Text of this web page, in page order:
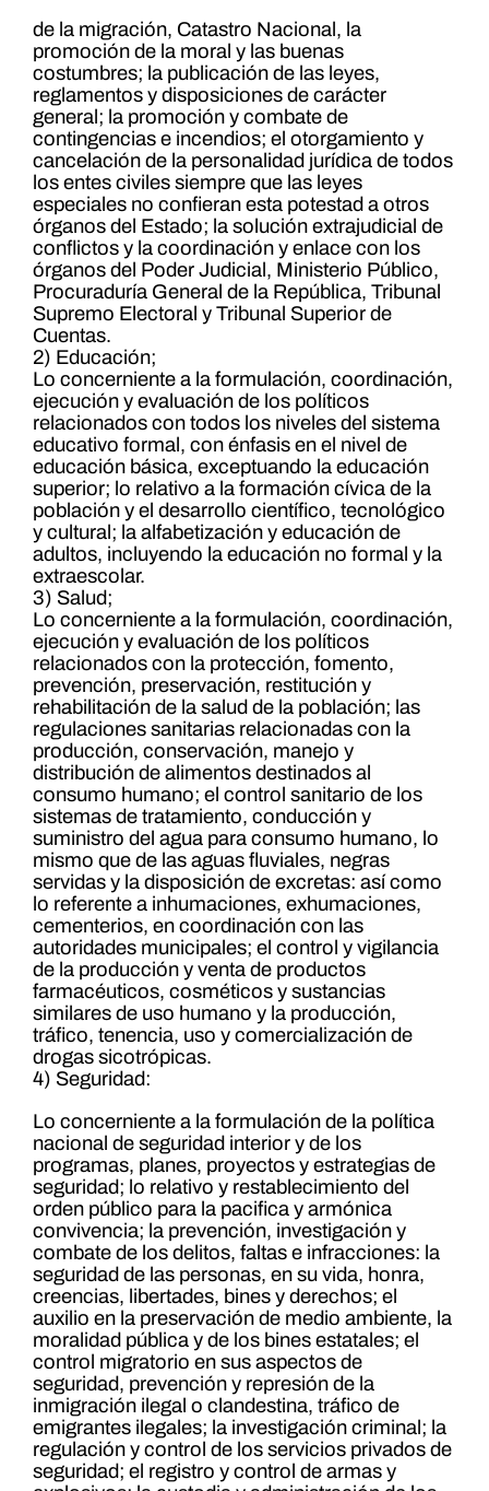
de la migración, Catastro Nacional, la
promoción de la moral y las buenas
costumbres; la publicación de las leyes,
reglamentos y disposiciones de carácter
general; la promoción y combate de
contingencias e incendios; el otorgamiento y
cancelación de la personalidad jurídica de todos
los entes civiles siempre que las leyes
especiales no confieran esta potestad a otros
órganos del Estado; la solución extrajudicial de
conflictos y la coordinación y enlace con los
órganos del Poder Judicial, Ministerio Público,
Procuraduría General de la República, Tribunal
Supremo Electoral y Tribunal Superior de
Cuentas.
2) Educación;
Lo concerniente a la formulación, coordinación,
ejecución y evaluación de los políticos
relacionados con todos los niveles del sistema
educativo formal, con énfasis en el nivel de
educación básica, exceptuando la educación
superior; lo relativo a la formación cívica de la
población y el desarrollo científico, tecnológico
y cultural; la alfabetización y educación de
adultos, incluyendo la educación no formal y la
extraescolar.
3) Salud;
Lo concerniente a la formulación, coordinación,
ejecución y evaluación de los políticos
relacionados con la protección, fomento,
prevención, preservación, restitución y
rehabilitación de la salud de la población; las
regulaciones sanitarias relacionadas con la
producción, conservación, manejo y
distribución de alimentos destinados al
consumo humano; el control sanitario de los
sistemas de tratamiento, conducción y
suministro del agua para consumo humano, lo
mismo que de las aguas fluviales, negras
servidas y la disposición de excretas: así como
lo referente a inhumaciones, exhumaciones,
cementerios, en coordinación con las
autoridades municipales; el control y vigilancia
de la producción y venta de productos
farmacéuticos, cosméticos y sustancias
similares de uso humano y la producción,
tráfico, tenencia, uso y comercialización de
drogas sicotrópicas.
4) Seguridad:
Lo concerniente a la formulación de la política
nacional de seguridad interior y de los
programas, planes, proyectos y estrategias de
seguridad; lo relativo y restablecimiento del
orden público para la pacifica y armónica
convivencia; la prevención, investigación y
combate de los delitos, faltas e infracciones: la
seguridad de las personas, en su vida, honra,
creencias, libertades, bines y derechos; el
auxilio en la preservación de medio ambiente, la
moralidad pública y de los bines estatales; el
control migratorio en sus aspectos de
seguridad, prevención y represión de la
inmigración ilegal o clandestina, tráfico de
emigrantes ilegales; la investigación criminal; la
regulación y control de los servicios privados de
seguridad; el registro y control de armas y